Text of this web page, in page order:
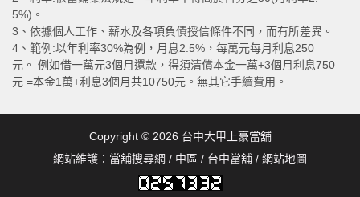
5%)。
3、依據個人工作、薪水及各項負債授信條件不同，而有所差異。
4、範例:以年利率30%為例，月息2.5%，每萬元每月利息250
元。 例如借一萬元3個月還款，得須清償本金一萬+3個月利息750
元 =本金1萬+利息3個月共10750元。無其它手續費用。
Copyright © 2026 台中大甲上豪當舖
網站維護： 當舖搜尋網 / 中區 / 台中當舖 / 網站地圖